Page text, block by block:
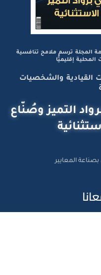
المجلة ترسم ملامح تنافسية
المحلية إقليميًّا
القيادية والشخصيات
التميز وصُنّاع
المعايير